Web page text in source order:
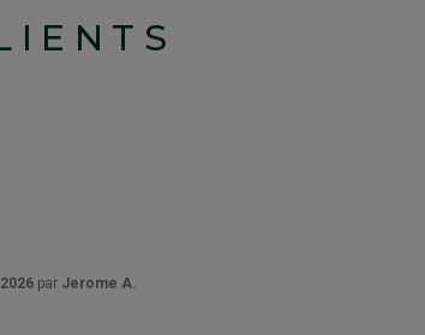
par Jerome A.